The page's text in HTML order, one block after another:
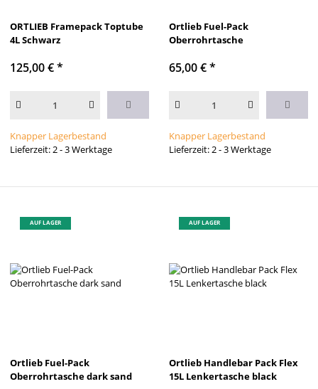
ORTLIEB Framepack Toptube
4L Schwarz
125,00 €*
Knapper Lagerbestand
Lieferzeit: 2 - 3 Werktage
Ortlieb Fuel-Pack
Oberrohrtasche
65,00 €*
Knapper Lagerbestand
Lieferzeit: 2 - 3 Werktage
AUF LAGER
Ortlieb Fuel-Pack
Oberrohrtasche dark sand
AUF LAGER
Ortlieb Handlebar Pack Flex
15L Lenkertasche black